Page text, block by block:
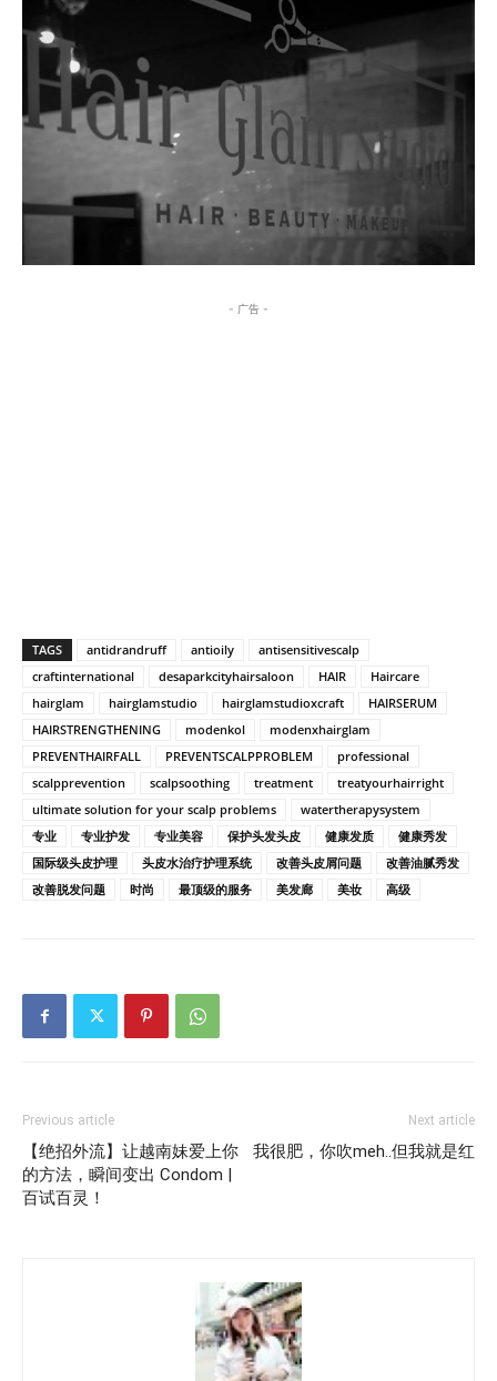
- 广告 -
TAGS antidrandruff antioily
antisensitivescalp
craftinternational
desaparkcityhairsaloon HAIR
Haircare
hairglam
hairglamstudio hairglamstudioxcraft
HAIRSERUM
HAIRSTRENGTHENING
modenkol
modenxhairglam
PREVENTHAIRFALL
PREVENTSCALPPROBLEM
professional
scalpprevention
scalpsoothing treatment
treatyourhairright
ultimate solution for your scalp problems
watertherapysystem
专业
专业护发 专业美容 保护头发头皮 健康发质
健康秀发
国际级头皮护理
头皮水治疗护理系统 改善头皮屑问题
改善油腻秀发
改善脱发问题
时尚 最顶级的服务 美发廊 美妆 高级
Previous article
【绝招外流】让越南妹爱上你
的方法，瞬间变出 Condom |
百试百灵！
Next article
我很肥，你吹meh..但我就是红